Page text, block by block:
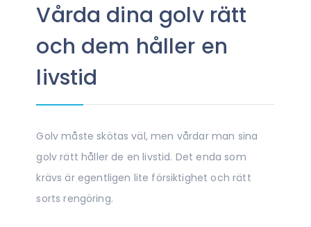
Vårda dina golv rätt
och dem håller en
livstid
Golv måste skötas väl, men vårdar man sina
golv rätt håller de en livstid. Det enda som
krävs är egentligen lite försiktighet och rätt
sorts rengöring.